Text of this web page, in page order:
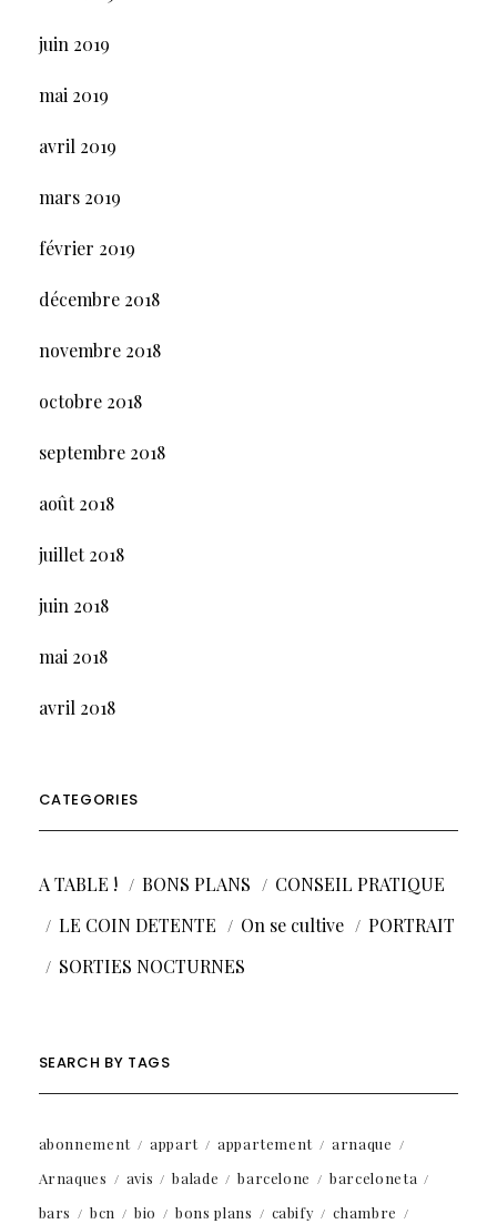
juin 2019
mai 2019
avril 2019
mars 2019
février 2019
décembre 2018
novembre 2018
octobre 2018
septembre 2018
août 2018
juillet 2018
juin 2018
mai 2018
avril 2018
CATEGORIES
A TABLE ! BONS PLANS
CONSEIL PRATIQUE
LE COIN DETENTE
On se cultive
PORTRAIT
SORTIES NOCTURNES
SEARCH BY TAGS
abonnement appart appartement
arnaque
Arnaques
avis balade barcelone
barceloneta
bars
bcn bio bons plans cabify
chambre